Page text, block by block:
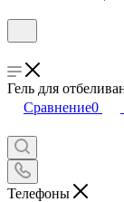
Гель для
Сравнение0
Телефоны